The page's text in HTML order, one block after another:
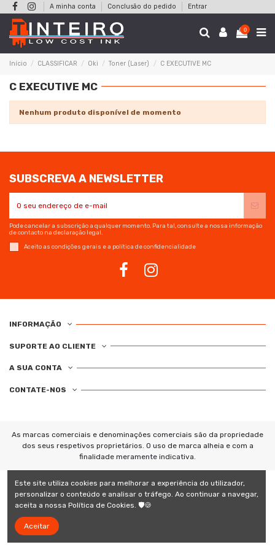
A minha conta Conclusão do pedido Entrar
0
Início CLASSIFICAR Oki Toner (Laser) C EXECUTIVE MC
C EXECUTIVE MC
Nenhum produto disponível de momento
SUBSCREVA A NEWSLETTER
Pode cancelar a subscrição a qualquer momento. Para tal, consulte a nossa informação
de contacto na declaração legal.
Aceito as condições gerais e a política de confidencialidade
INFORMAÇÃO
SUPORTE AO CLIENTE
A SUA CONTA
CONTATE-NOS
As marcas comerciais e denominações comerciais são da propriedade
dos seus respetivos proprietários. O uso de marca alheia e com a
finalidade meramente indicativa.
Este site utiliza cookies para melhorar a experiência do utilizador,
personalizar o conteúdo e analisar o tráfego. Ao continuar a navegar,
aceita a nossa Política de Cookies. 🛡️🍪
Aceitar